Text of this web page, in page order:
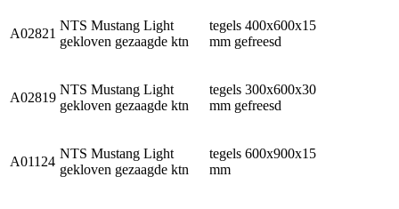
A02821
NTS Mustang Light
gekloven gezaagde ktn
tegels 400x600x15
mm gefreesd
A02819
NTS Mustang Light
gekloven gezaagde ktn
tegels 300x600x30
mm gefreesd
A01124
NTS Mustang Light
gekloven gezaagde ktn
tegels 600x900x15
mm